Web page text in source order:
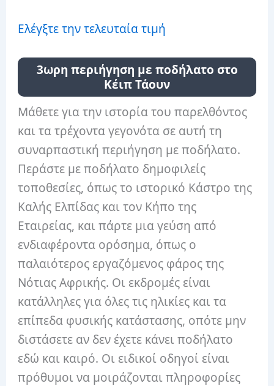
Ελέγξτε την τελευταία τιμή
3ωρη περιήγηση με ποδήλατο στο
Κέιπ Τάουν
Μάθετε για την ιστορία του παρελθόντος
και τα τρέχοντα γεγονότα σε αυτή τη
συναρπαστική περιήγηση με ποδήλατο.
Περάστε με ποδήλατο δημοφιλείς
τοποθεσίες, όπως το ιστορικό Κάστρο της
Καλής Ελπίδας και τον Κήπο της
Εταιρείας, και πάρτε μια γεύση από
ενδιαφέροντα ορόσημα, όπως ο
παλαιότερος εργαζόμενος φάρος της
Νότιας Αφρικής. Οι εκδρομές είναι
κατάλληλες για όλες τις ηλικίες και τα
επίπεδα φυσικής κατάστασης, οπότε μην
διστάσετε αν δεν έχετε κάνει ποδήλατο
εδώ και καιρό. Οι ειδικοί οδηγοί είναι
πρόθυμοι να μοιράζονται πληροφορίες